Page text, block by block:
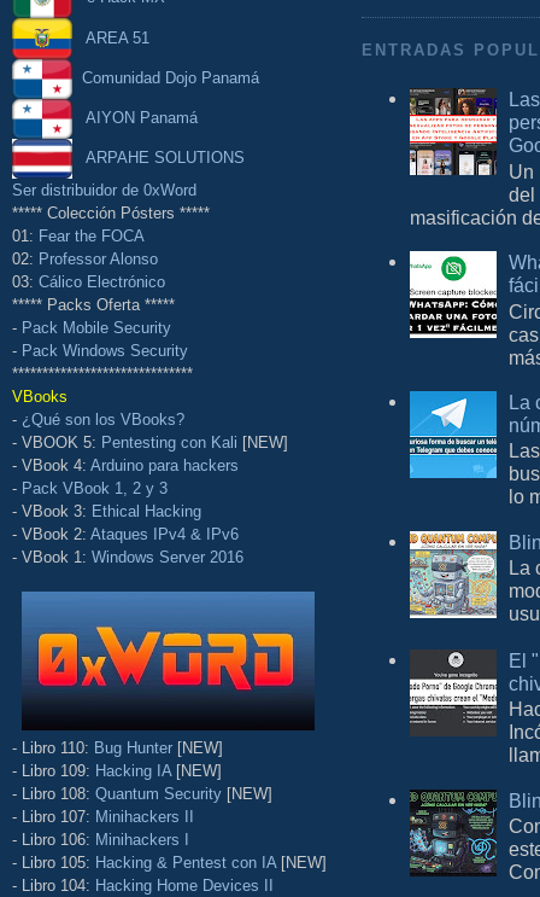
AREA 51
Comunidad Dojo Panamá
AIYON Panamá
ARPAHE SOLUTIONS
Ser distribuidor de 0xWord
***** Colección Pósters *****
01: Fear the FOCA
02: Professor Alonso
03: Cálico Electrónico
***** Packs Oferta *****
- Pack Mobile Security
- Pack Windows Security
******************************
VBooks
- ¿Qué son los VBooks?
- VBOOK 5: Pentesting con Kali [NEW]
- VBook 4: Arduino para hackers
- Pack VBook 1, 2 y 3
- VBook 3: Ethical Hacking
- VBook 2: Ataques IPv4 & IPv6
- VBook 1: Windows Server 2016
- Libro 110: Bug Hunter [NEW]
- Libro 109: Hacking IA [NEW]
- Libro 108: Quantum Security [NEW]
- Libro 107: Minihackers II
- Libro 106: Minihackers I
- Libro 105: Hacking & Pentest con IA [NEW]
- Libro 104: Hacking Home Devices II
ENTRADAS
Un
del
masificación
La
lo
La
El